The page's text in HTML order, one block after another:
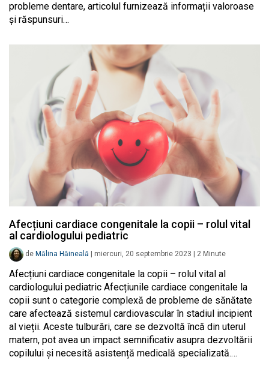
probleme dentare, articolul furnizează informații valoroase
și răspunsuri…
Afecțiuni cardiace congenitale la copii – rolul vital
al cardiologului pediatric
de Mălina Hăineală miercuri, 20 septembrie 2023 2 Minute
Afecțiuni cardiace congenitale la copii – rolul vital al
cardiologului pediatric Afecțiunile cardiace congenitale la
copii sunt o categorie complexă de probleme de sănătate
care afectează sistemul cardiovascular în stadiul incipient
al vieții. Aceste tulburări, care se dezvoltă încă din uterul
matern, pot avea un impact semnificativ asupra dezvoltării
copilului și necesită asistență medicală specializată.…